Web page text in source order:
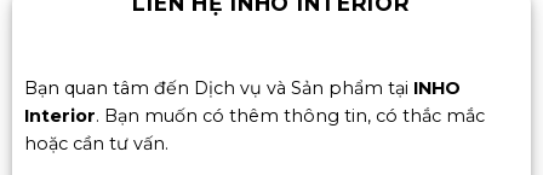
Bạn quan tâm đến Dịch vụ và Sản phẩm tại INHO
Interior. Bạn muốn có thêm thông tin, có thắc mắc
hoặc cần tư vấn.